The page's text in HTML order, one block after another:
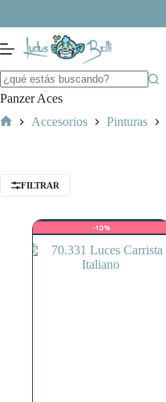
contenido
Panzer Aces
Accesorios Pinturas
FILTRAR
-10%